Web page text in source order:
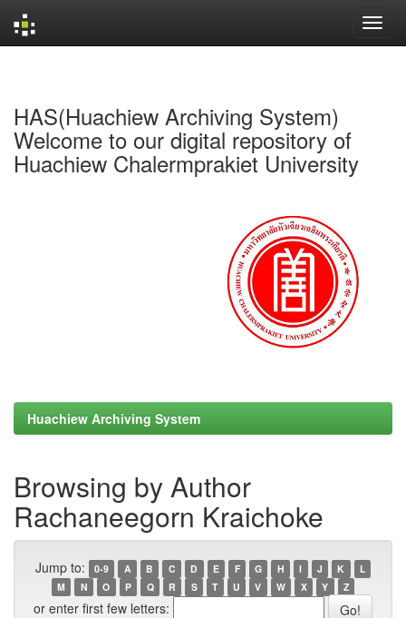
HAS(Huachiew Archiving System)
Welcome to our digital repository of
Huachiew Chalermprakiet University
Huachiew Archiving System
Browsing by Author
Rachaneegorn Kraichoke
Jump to: 0-9 A B C D E F G H I J K
L
M
N O P Q R S T U V W X Y Z
or enter first few letters: